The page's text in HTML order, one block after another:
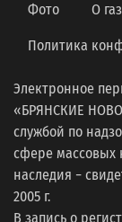
Фото О
Политика
Электронное
«БРЯНСКИЕ
службой по
сфере массовых
наследия −
2005 г.
В запись о